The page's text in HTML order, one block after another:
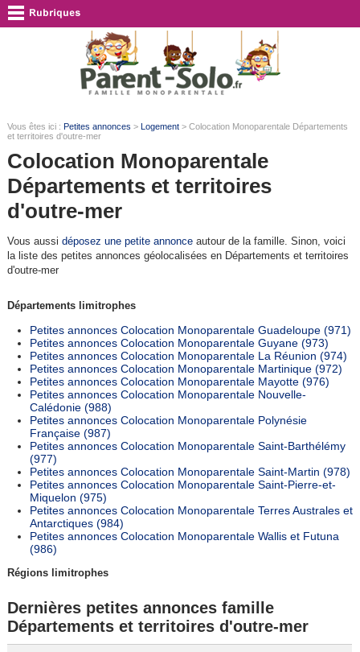
Vous êtes ici : Petites annonces > Logement> Colocation Monoparentale Départements
et territoires d'outre-mer
Colocation Monoparentale
Départements et territoires
d'outre-mer
Vous aussi déposez une petite annonceautour de la famille. Sinon, voici
la liste des petites annonces géolocalisées en Départements et territoires
d'outre-mer
Départements limitrophes
Petites annonces Colocation Monoparentale Guadeloupe (971)
Petites annonces Colocation Monoparentale Guyane (973)
Petites annonces Colocation Monoparentale La Réunion (974)
Petites annonces Colocation Monoparentale Martinique (972)
Petites annonces Colocation Monoparentale Mayotte (976)
Petites annonces Colocation Monoparentale Nouvelle-
Calédonie (988)
Petites annonces Colocation Monoparentale Polynésie
Française (987)
Petites annonces Colocation Monoparentale Saint-Barthélémy
(977)
Petites annonces Colocation Monoparentale Saint-Martin (978)
Petites annonces Colocation Monoparentale Saint-Pierre-et-
Miquelon (975)
Petites annonces Colocation Monoparentale Terres Australes et
Antarctiques (984)
Petites annonces Colocation Monoparentale Wallis et Futuna
(986)
Régions limitrophes
Dernières petites annonces famille
Départements et territoires d'outre-mer